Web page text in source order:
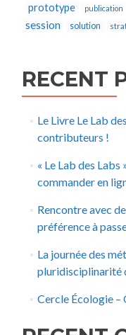
prototype publication
session solution
RECENT
Le Livre Le Lab
contributeurs !
« Le Lab des
commander en
Rencontre avec
préférence à
La journée des
pluridisciplinarité
Cercle Écologie –